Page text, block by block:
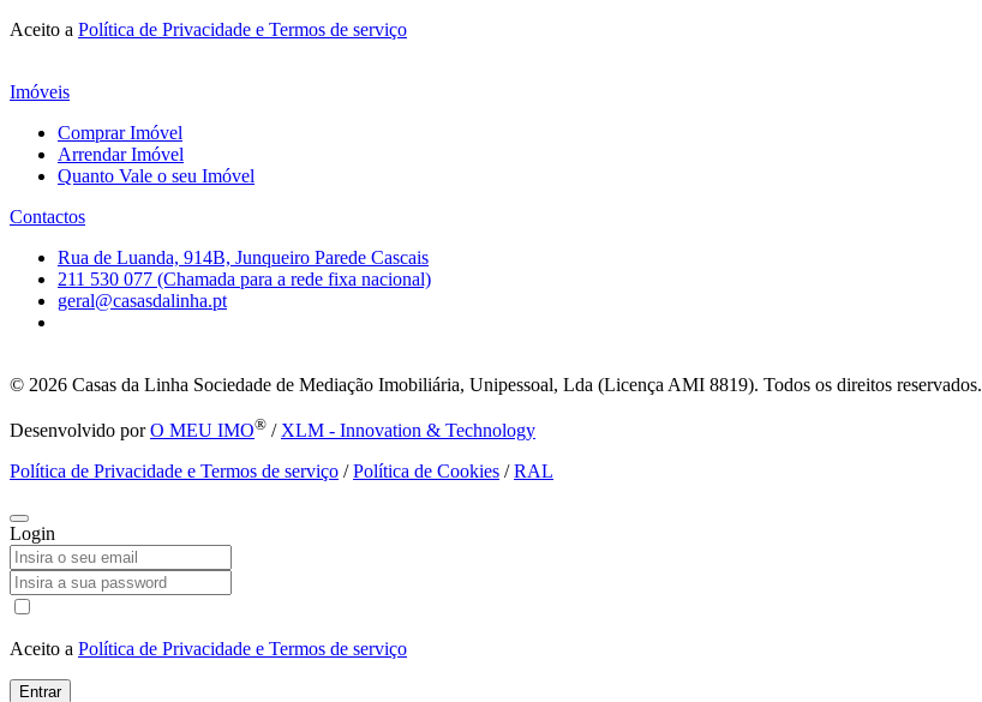
Aceito a Política de Privacidade e Termos de serviço
Imóveis
Comprar Imóvel
Arrendar Imóvel
Quanto Vale o seu Imóvel
Contactos
Rua de Luanda, 914B, Junqueiro Parede Cascais
211 530 077 (Chamada para a rede fixa nacional)
geral@casasdalinha.pt
© 2026 Casas da Linha Sociedade de Mediação Imobiliária, Unipessoal, Lda (Licença AMI 8819). Todos os direitos reservados.
Desenvolvido porO MEU IMO® / XLM - Innovation & Technology
Política de Privacidade e Termos de serviço /Política de Cookies /RAL
Login
Aceito a Política de Privacidade e Termos de serviço
Entrar